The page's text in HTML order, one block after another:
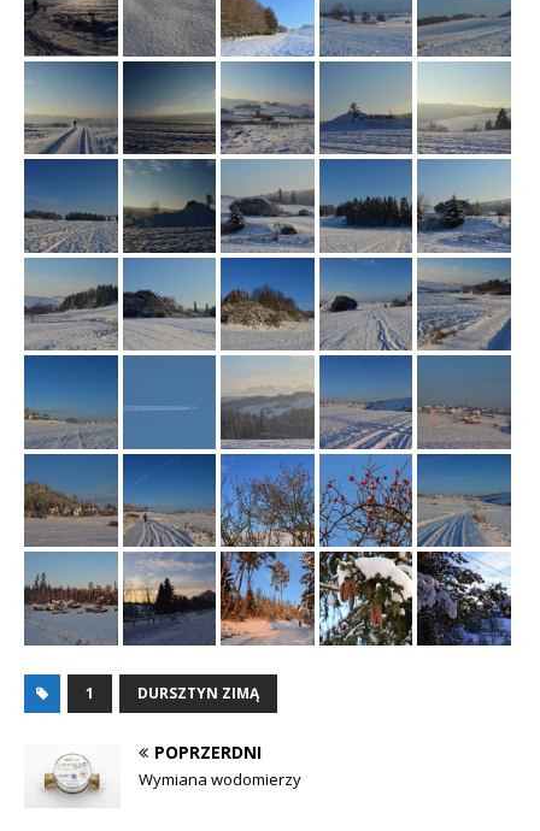
1 DURSZTYN ZIMĄ
POPRZERDNI
Wymiana wodomierzy